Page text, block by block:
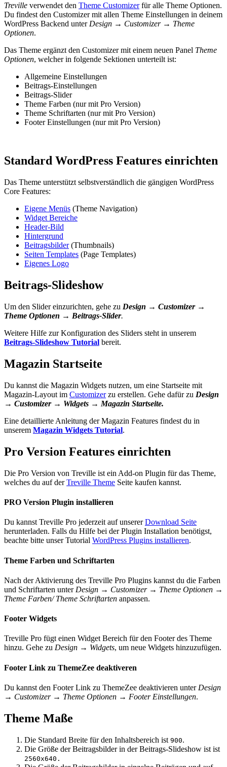
Treville verwendet den Theme Customizerfür alle Theme Optionen.
Du findest den Customizer mit allen Theme Einstellungen in deinem
WordPress Backend unterDesign → Customizer → Theme
Optionen.
Das Theme ergänzt den Customizer mit einem neuen Panel Theme
Optionen, welcher in folgende Sektionen unterteilt ist:
Allgemeine Einstellungen
Beitrags-Einstellungen
Beitrags-Slider
Theme Farben (nur mit Pro Version)
Theme Schriftarten (nur mit Pro Version)
Footer Einstellungen (nur mit Pro Version)
Standard WordPress Features einrichten
Das Theme unterstützt selbstverständlich die gängigen WordPress
Core Features:
Eigene Menüs (Theme Navigation)
Widget Bereiche
Header-Bild
Hintergrund
Beitragsbilder(Thumbnails)
Seiten Templates (Page Templates)
Eigenes Logo
Beitrags-Slideshow
Um den Slider einzurichten, gehe zu Design → Customizer →
Theme Optionen → Beitrags-Slider.
Weitere Hilfe zur Konfiguration des Sliders steht in unserem
Beitrags-Slideshow Tutorial bereit.
Magazin Startseite
Du kannst die Magazin Widgets nutzen, um eine Startseite mit
Magazin-Layout im Customizerzu erstellen. Gehe dafür zu Design
→ Customizer → Widgets → Magazin Startseite.
Eine detaillierte Anleitung der Magazin Features findest du in
unserem Magazin Widgets Tutorial.
Pro Version Features einrichten
Die Pro Version von Treville ist ein Add-on Plugin für das Theme,
welches du auf derTreville Theme Seite kaufen kannst.
PRO Version Plugin installieren
Du kannst Treville Pro jederzeit auf unsererDownload Seite
herunterladen. Falls du Hilfe bei der Plugin Installation benötigst,
beachte bitte unser Tutorial WordPress Plugins installieren.
Theme Farben und Schriftarten
Nach der Aktivierung des Treville Pro Plugins kannst du die Farben
und Schriftarten unter Design → Customizer → Theme Optionen →
Theme Farben/ Theme Schriftarten anpassen.
Footer Widgets
Treville Pro fügt einen Widget Bereich für den Footer des Theme
hinzu. Gehe zu Design → Widgets, um neue Widgets hinzuzufügen.
Footer Link zu ThemeZee deaktiveren
Du kannst den Footer Link zu ThemeZee deaktivieren unter Design
→ Customizer → Theme Optionen → Footer Einstellungen.
Theme Maße
Die Standard Breite für den Inhaltsbereich ist 900.
Die Größe der Beitragsbilder in der Beitrags-Slideshow ist ist
2560x640.